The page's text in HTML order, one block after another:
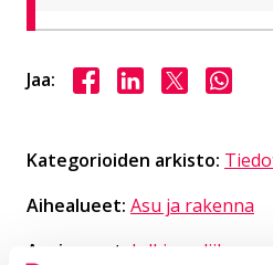
Jaa: Jaa Facebookissa
Jaa LinkedInissä
Jaa X:ssäJaa
Kategorioiden arkisto:
Aihealueet: Asu ja rakenna
Avainsanat: Julkinen liikenne